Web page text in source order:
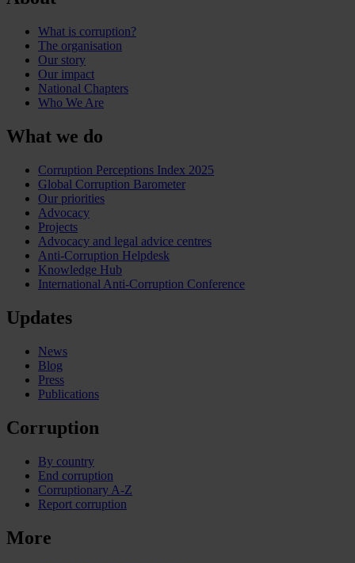
What is corruption?
The organisation
Our story
Our impact
National Chapters
Who We Are
What we do
Corruption Perceptions Index 2025
Global Corruption Barometer
Our priorities
Advocacy
Projects
Advocacy and legal advice centres
Anti-Corruption Helpdesk
Knowledge Hub
International Anti-Corruption Conference
Updates
News
Blog
Press
Publications
Corruption
By country
End corruption
Corruptionary A-Z
Report corruption
More